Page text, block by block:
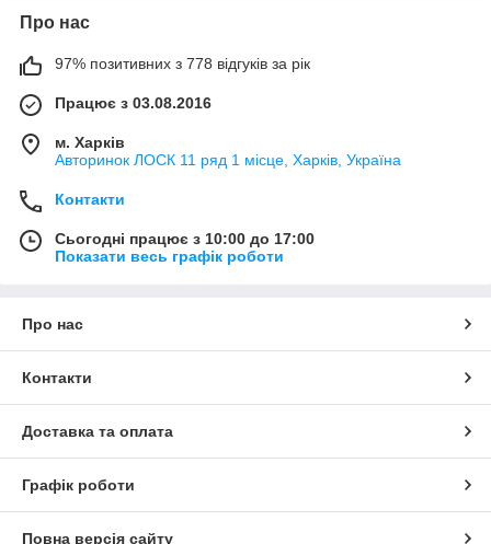
Про нас
97% позитивних з 778 відгуків за рік
Працює з 03.08.2016
м. Харків
Авторинок ЛОСК 11 ряд 1 місце, Харків, Україна
Контакти
Сьогодні працює з 10:00 до 17:00
Показати весь графік роботи
Про нас
Контакти
Доставка та оплата
Графік роботи
Повна версія сайту